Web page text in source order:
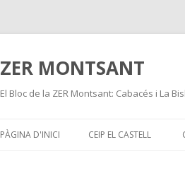
ZER MONTSANT
El Bloc de la ZER Montsant: Cabacés i La
PÀGINA D'INICI CEIP EL CASTELL